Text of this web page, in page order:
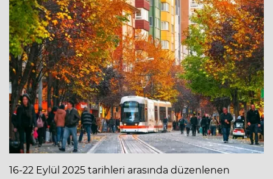
16-22 Eylül 2025 tarihleri arasında düzenlenen